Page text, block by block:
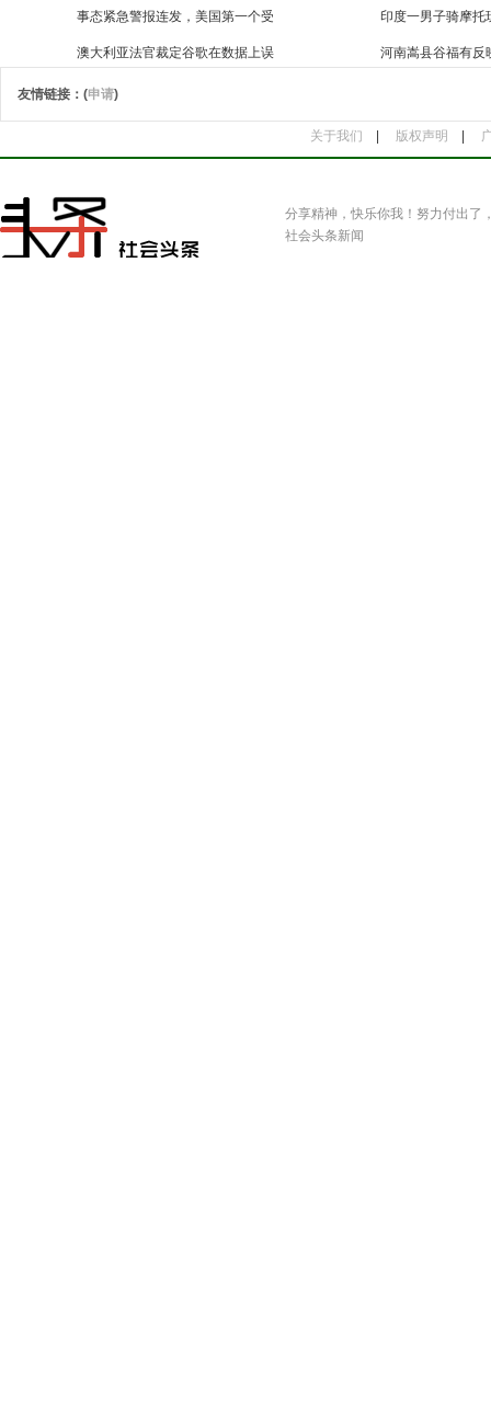
事态紧急警报连发，美国第一个受 印度一男子骑摩托
澳大利亚法官裁定谷歌在数据上误 河南嵩县谷福有反
友情链接：(申请)
关于我们 版权声明
分享精神，快乐你我！努力付出了
社会头条新闻